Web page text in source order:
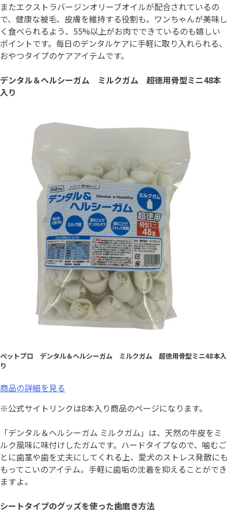
またエクストラバージンオリーブオイルが配合されているの
で、健康な被毛、皮膚を維持する役割も。ワンちゃんが美味し
く食べられるよう、55%以上がお肉でできているのも嬉しい
ポイントです。毎日のデンタルケアに手軽に取り入れられる、
おやつタイプのケアアイテムです。
デンタル＆ヘルシーガム ミルクガム 超徳用骨型ミニ48本
入り
ペットプロ デンタル＆ヘルシーガム ミルクガム 超徳用骨型ミニ48本入
り
商品の詳細を見る
※公式サイトリンクは8本入り商品のページになります。
「デンタル＆ヘルシーガム ミルクガム」は、天然の牛皮をミ
ルク風味に味付けしたガムです。ハードタイプなので、噛むご
とに歯茎や歯を丈夫にしてくれる上、愛犬のストレス発散にも
もってこいのアイテム。手軽に歯垢の沈着を抑えることができ
ますよ。
シートタイプのグッズを使った歯磨き方法